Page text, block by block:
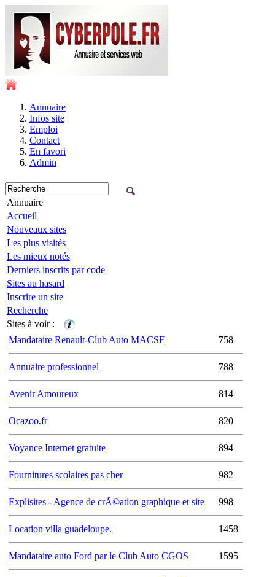
Annuaire
Infos site
Emploi
Contact
En favori
Admin
Annuaire
Accueil
Nouveaux sites
Les plus visités
Les mieux notés
Derniers inscrits par code
Sites au hasard
Inscrire un site
Recherche
Sites à voir :
Mandataire Renault-Club Auto MACSF
758
Annuaire professionnel 788
Avenir Amoureux 814
Ocazoo.fr 820
Voyance Internet gratuite 894
Fournitures scolaires pas cher 982
Explisites - Agence de crÃ©ation graphique et site 998
Location villa guadeloupe. 1458
Mandataire auto Ford par le Club Auto CGOS 1595